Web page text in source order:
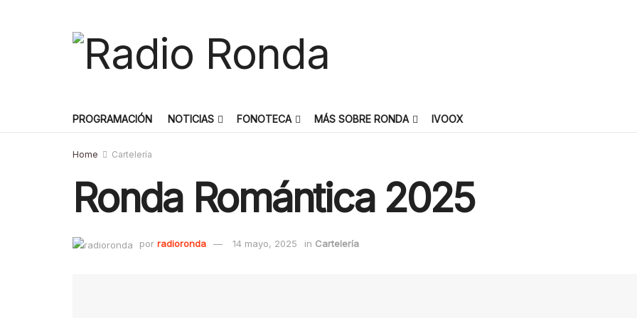
PROGRAMACIÓN NOTICIAS FONOTECA MÁS SOBRE RONDA IVOOX
Home Cartelería
Ronda Romántica 2025
por radioronda 14 mayo, 2025 in Cartelería